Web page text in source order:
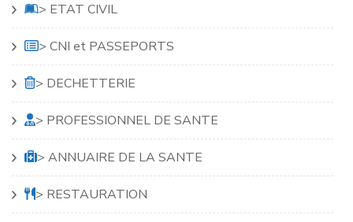
> ETAT CIVIL
> CNI et PASSEPORTS
> DECHETTERIE
> PROFESSIONNEL DE SANTE
> ANNUAIRE DE LA SANTE
> RESTAURATION